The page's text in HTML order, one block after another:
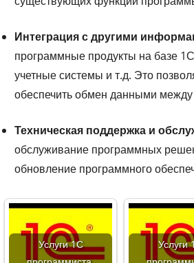
Интеграция с другими
программные продукты на базе
учетные системы и т.д. Это
обеспечить обмен данными
Техническая поддержка и
обслуживание программных
обновление программного
Услуги 1С
Услуги